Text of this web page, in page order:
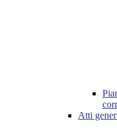
Atti